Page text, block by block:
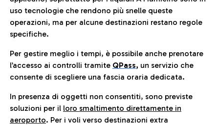
uso tecnologie che rendono più snelle queste
operazioni, ma per alcune destinazioni restano regole
specifiche.
Per gestire meglio i tempi, è possibile anche prenotare
l’accesso ai controlli tramite QPass, un servizio che
consente di scegliere una fascia oraria dedicata.
In presenza di oggetti non consentiti, sono previste
soluzioni per il loro smaltimento direttamente in
aeroporto. Per i voli verso destinazioni extra